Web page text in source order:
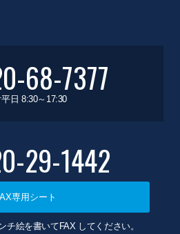
68-7377
日 8:30～17:30
29-1442
専用シート
チ絵を書いてFAX してください。